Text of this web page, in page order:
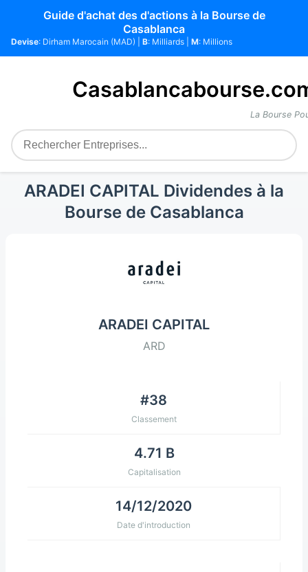
Guide d'achat des d'actions à la Bourse de
Casablanca
Devise: Dirham Marocain (MAD) | B: Milliards | M: Millions
La Bourse
ARADEI CAPITAL Dividendes à la
Bourse de Casablanca
ARADEI CAPITAL
ARD
#38
Classement
4.71 B
Capitalisation
14/12/2020
Date d'introduction